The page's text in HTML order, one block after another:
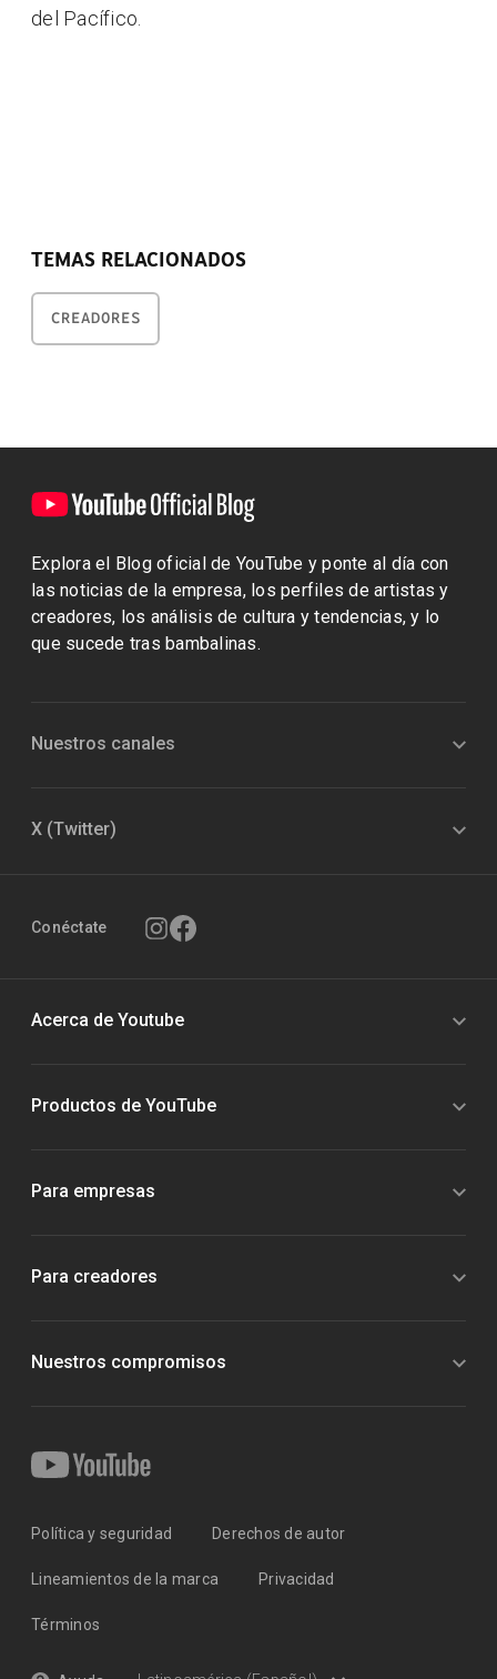
del Pacífico.
TEMAS RELACIONADOS
CREADORES
Explora el Blog oficial de YouTube y ponte al día con
las noticias de la empresa, los perfiles de artistas y
creadores, los análisis de cultura y tendencias, y lo
que sucede tras bambalinas.
Nuestros canales
X (Twitter)
Conéctate
Acerca de Youtube
Productos de YouTube
Para empresas
Para creadores
Nuestros compromisos
Política y seguridad Derechos de autor
Lineamientos de la marca Privacidad
Términos